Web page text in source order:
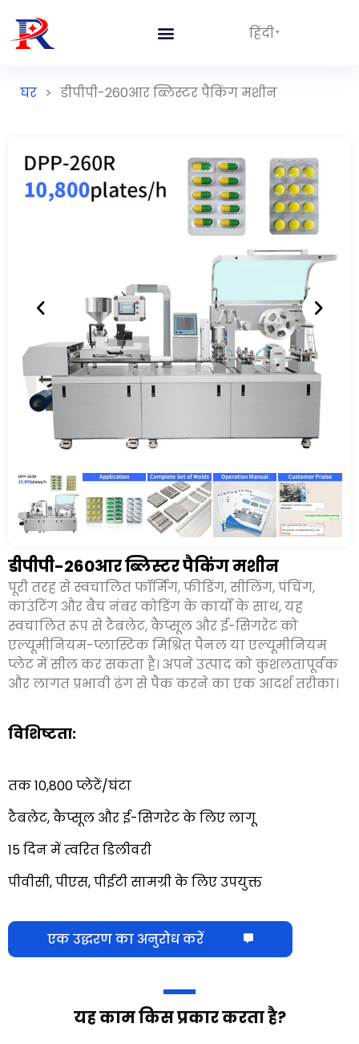
हिंदी
घर > डीपीपी-260आर ब्लिस्टर पैकिंग मशीन
डीपीपी-260आर ब्लिस्टर पैकिंग मशीन
पूरी तरह से स्वचालित फॉर्मिंग, फीडिंग, सीलिंग, पंचिंग,
काउंटिंग और बैच नंबर कोडिंग के कार्यों के साथ, यह
स्वचालित रूप से टैबलेट, कैप्सूल और ई-सिगरेट को
एल्यूमीनियम-प्लास्टिक मिश्रित पैनल या एल्यूमीनियम
प्लेट में सील कर सकता है। अपने उत्पाद को कुशलतापूर्वक
और लागत प्रभावी ढंग से पैक करने का एक आदर्श तरीका।
विशिष्टता:
तक 10,800 प्लेटें/घंटा
टैबलेट, कैप्सूल और ई-सिगरेट के लिए लागू
15 दिन में त्वरित डिलीवरी
पीवीसी, पीएस, पीईटी सामग्री के लिए उपयुक्त
एक उद्धरण का अनुरोध करें
यह काम किस प्रकार करता है?